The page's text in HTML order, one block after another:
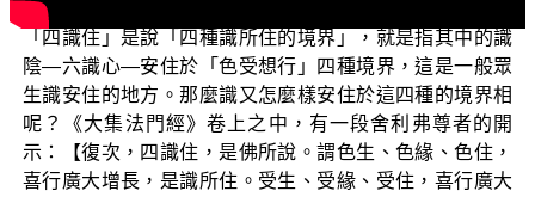
「四識住」是說「四種識所住的境界」，就是指其中的識
陰—六識心—安住於「色受想行」四種境界，這是一般眾
生識安住的地方。那麼識又怎麼樣安住於這四種的境界相
呢？《大集法門經》卷上之中，有一段舍利弗尊者的開
示：【復次，四識住，是佛所說。謂色生、色緣、色住，
喜行廣大增長，是識所住。受生、受緣、受住，喜行廣大